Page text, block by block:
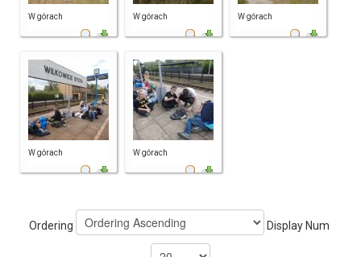
W górach W górach W górach
W górach W górach
Ordering Display Num